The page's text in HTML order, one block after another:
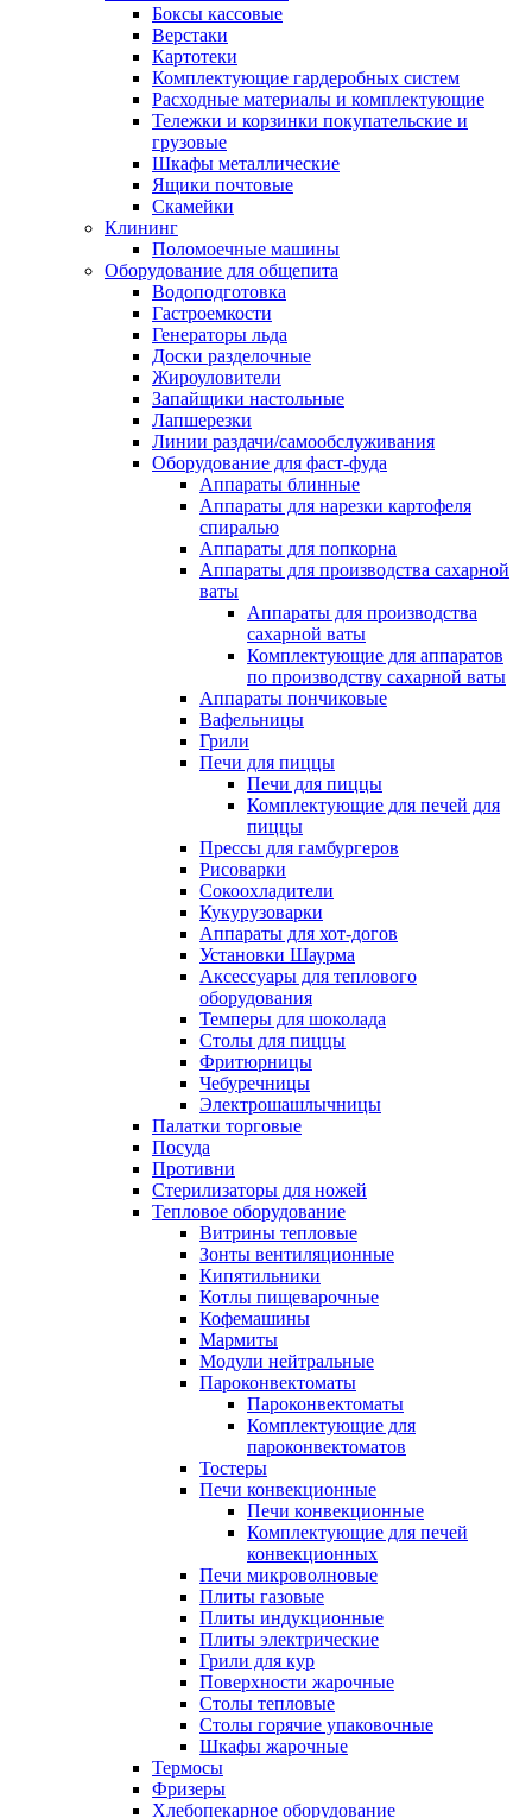
Боксы кассовые
Верстаки
Картотеки
Комплектующие гардеробных систем
Расходные материалы и комплектующие
Тележки и корзинки покупательские и
грузовые
Шкафы металлические
Ящики почтовые
Скамейки
Клининг
Поломоечные машины
Оборудование для общепита
Водоподготовка
Гастроемкости
Генераторы льда
Доски разделочные
Жироуловители
Запайщики настольные
Лапшерезки
Линии раздачи/самообслуживания
Оборудование для фаст-фуда
Аппараты блинные
Аппараты для нарезки картофеля
спиралью
Аппараты для попкорна
Аппараты для производства сахарной
ваты
Аппараты для производства
сахарной ваты
Комплектующие для аппаратов
по производству сахарной ваты
Аппараты пончиковые
Вафельницы
Грили
Печи для пиццы
Печи для пиццы
Комплектующие для печей для
пиццы
Прессы для гамбургеров
Рисоварки
Сокоохладители
Кукурузоварки
Аппараты для хот-догов
Установки Шаурма
Аксессуары для теплового
оборудования
Темперы для шоколада
Столы для пиццы
Фритюрницы
Чебуречницы
Электрошашлычницы
Палатки торговые
Посуда
Противни
Стерилизаторы для ножей
Тепловое оборудование
Витрины тепловые
Зонты вентиляционные
Кипятильники
Котлы пищеварочные
Кофемашины
Мармиты
Модули нейтральные
Пароконвектоматы
Пароконвектоматы
Комплектующие для
пароконвектоматов
Тостеры
Печи конвекционные
Печи конвекционные
Комплектующие для печей
конвекционных
Печи микроволновые
Плиты газовые
Плиты индукционные
Плиты электрические
Грили для кур
Поверхности жарочные
Столы тепловые
Столы горячие упаковочные
Шкафы жарочные
Термосы
Фризеры
Хлебопекарное оборудование